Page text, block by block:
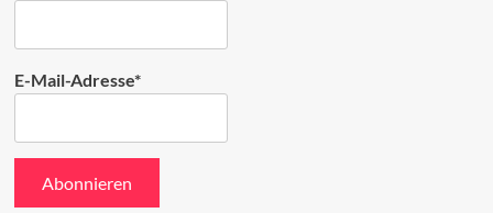
E-Mail-Adresse*